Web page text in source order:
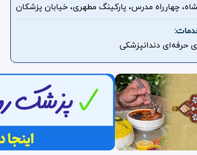
چهارراه مدرس، پارکینگ مطهری، خیابان پزشکان
حرفه‌ای دندانپزشکی